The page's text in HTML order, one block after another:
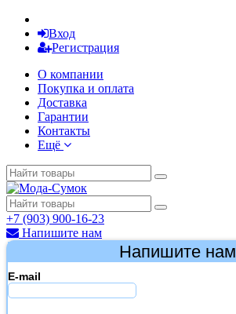
Вход
Регистрация
О компании
Покупка и оплата
Доставка
Гарантии
Контакты
Ещё
+7 (903) 900-16-23
Напишите нам
Напишите нам
E-mail